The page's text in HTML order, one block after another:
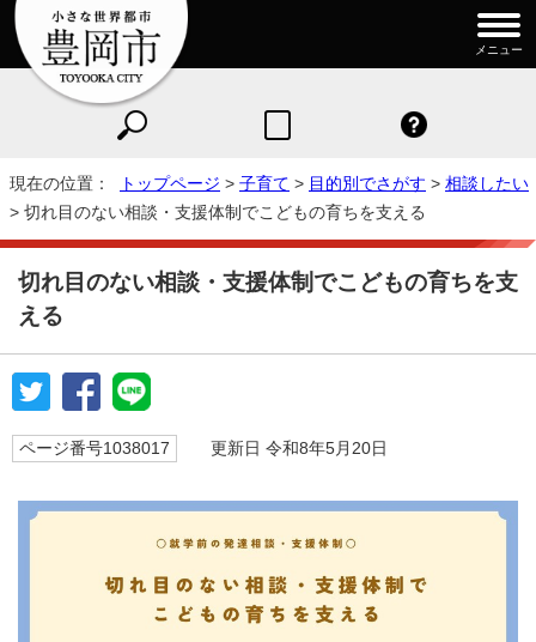
メニュー
現在の位置： トップページ > 子育て > 目的別でさがす > 相談したい
> 切れ目のない相談・支援体制でこどもの育ちを支える
切れ目のない相談・支援体制でこどもの育ちを支
える
ページ番号1038017 更新日 令和8年5月20日